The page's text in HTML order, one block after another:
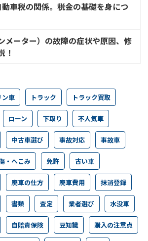
車税の関係。税金の基礎を身につ
メーター）の故障の症状や原因、修
！
ン車 トラック トラック買取
ローン 下取り 不人気車
中古車選び 事故対応 事故車
・へこみ 免許 古い車
廃車の仕方 廃車費用 抹消登録
書類 査定 業者選び 水没車
自賠責保険 豆知識 購入の注意点